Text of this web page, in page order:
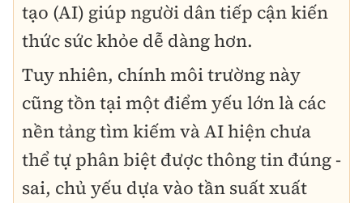
tạo (AI) giúp người dân tiếp cận kiến
thức sức khỏe dễ dàng hơn.
Tuy nhiên, chính môi trường này
cũng tồn tại một điểm yếu lớn là các
nền tảng tìm kiếm và AI hiện chưa
thể tự phân biệt được thông tin đúng -
sai, chủ yếu dựa vào tần suất xuất